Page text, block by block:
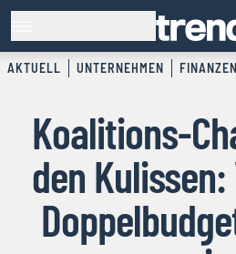
AKTUELL UNTERNEHMEN FINANZEN
Koalitions-
den